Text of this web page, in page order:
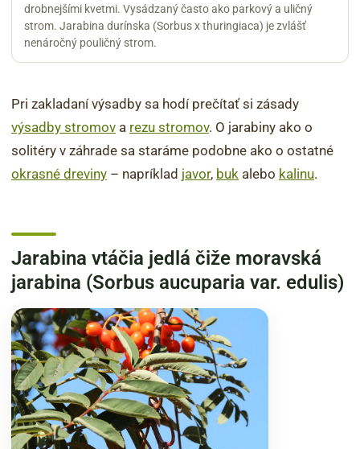
drobnejšími kvetmi. Vysádzaný často ako parkový a uličný
strom. Jarabina durínska (Sorbus x thuringiaca) je zvlášť
nenáročný pouličný strom.
Pri zakladaní výsadby sa hodí prečítať si zásady
výsadby stromov a rezu stromov. O jarabiny ako o
solitéry v záhrade sa staráme podobne ako o ostatné
okrasné dreviny – napríklad javor, buk alebo kalinu.
Jarabina vtáčia jedlá čiže moravská
jarabina (Sorbus aucuparia var. edulis)